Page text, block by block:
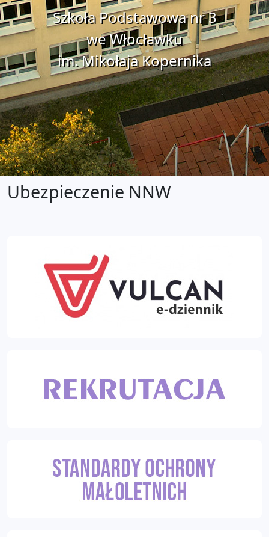
Szkoła Podstawowa nr 3
we Włocławku
im. Mikołaja Kopernika
Ubezpieczenie NNW